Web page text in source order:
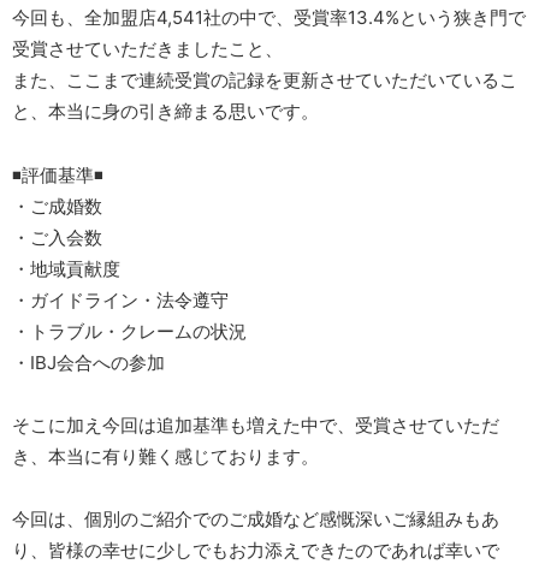
今回も、全加盟店4,541社の中で、受賞率13.4%という狭き門で
受賞させていただきましたこと、
また、ここまで連続受賞の記録を更新させていただいているこ
と、本当に身の引き締まる思いです。
◾️評価基準◾️
・ご成婚数
・ご入会数
・地域貢献度
・ガイドライン・法令遵守
・トラブル・クレームの状況
・IBJ会合への参加
そこに加え今回は追加基準も増えた中で、受賞させていただ
き、本当に有り難く感じております。
今回は、個別のご紹介でのご成婚など感慨深いご縁組みもあ
り、皆様の幸せに少しでもお力添えできたのであれば幸いで